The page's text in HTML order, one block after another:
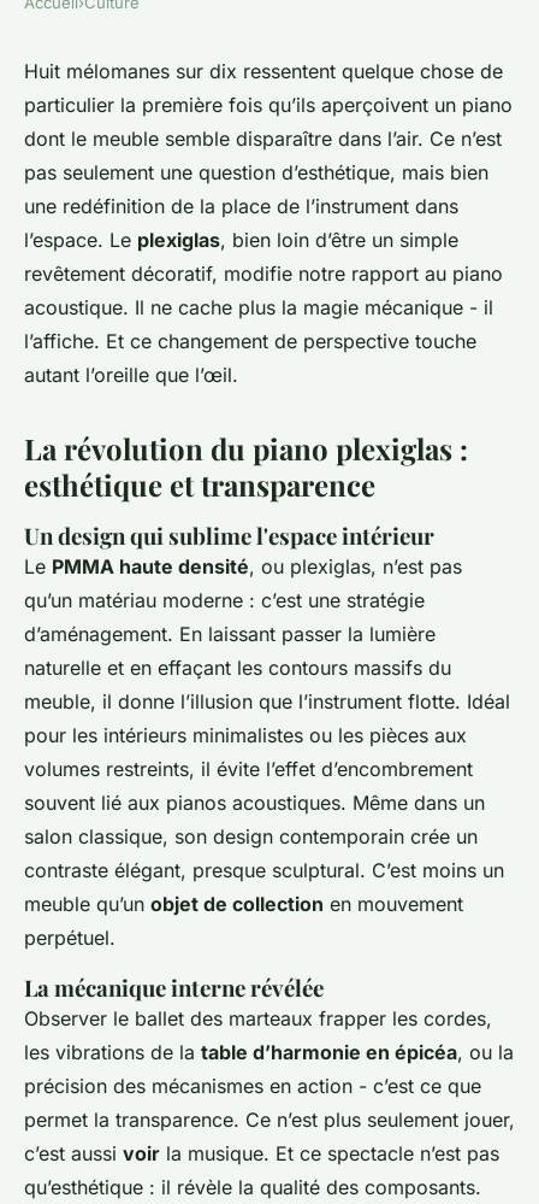
Un piano haut de gamme en
plexiglas pour une sonorité
unique
Dinaïs•15/05/2026 17:15 •10 min de lecture
Huit mélomanes sur dix ressentent quelque chose de
particulier la première fois qu’ils aperçoivent un piano
dont le meuble semble disparaître dans l’air. Ce n’est
pas seulement une question d’esthétique, mais bien
une redéfinition de la place de l’instrument dans
l’espace. Le plexiglas, bien loin d’être un simple
revêtement décoratif, modifie notre rapport au piano
acoustique. Il ne cache plus la magie mécanique - il
l’affiche. Et ce changement de perspective touche
autant l’oreille que l’œil.
La révolution du piano plexiglas :
esthétique et transparence
Un design qui sublime l'espace intérieur
Le PMMA haute densité, ou plexiglas, n’est pas
qu’un matériau moderne : c’est une stratégie
d’aménagement. En laissant passer la lumière
naturelle et en effaçant les contours massifs du
meuble, il donne l’illusion que l’instrument flotte. Idéal
pour les intérieurs minimalistes ou les pièces aux
volumes restreints, il évite l’effet d’encombrement
souvent lié aux pianos acoustiques. Même dans un
salon classique, son design contemporain crée un
contraste élégant, presque sculptural. C’est moins un
meuble qu’un objet de collection en mouvement
perpétuel.
La mécanique interne révélée
Observer le ballet des marteaux frapper les cordes,
les vibrations de la table d’harmonie en épicéa, ou la
précision des mécanismes en action - c’est ce que
permet la transparence. Ce n’est plus seulement jouer,
c’est aussi voir la musique. Et ce spectacle n’est pas
qu’esthétique : il révèle la qualité des composants.